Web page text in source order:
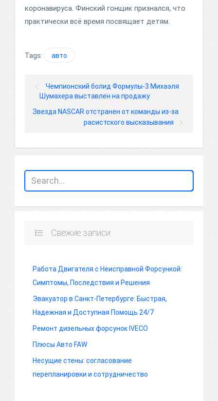
коронавируса. Финский гонщик признался, что
практически всё время посвящает детям.
Tags: авто
Чемпионский болид Формулы-3 Михаэля
Шумахера выставлен на продажу
Звезда NASCAR отстранен от команды из-за
расистского высказывания
Свежие записи
Работа Двигателя с Неисправной Форсункой:
Симптомы, Последствия и Решения
Эвакуатор в Санкт-Петербурге: Быстрая,
Надежная и Доступная Помощь 24/7
Ремонт дизельных форсунок IVECO
Плюсы Авто FAW
Несущие стены: согласование
перепланировки и сотрудничество